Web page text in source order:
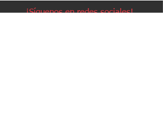
¡Síguenos en redes sociales!